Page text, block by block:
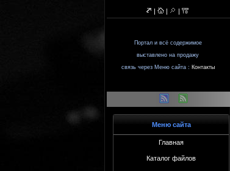
| | |
Портал и всё содержимое
выставленo на продажу
связь через Меню сайта : Контакты
Меню сайта
Главная
Каталог файлов